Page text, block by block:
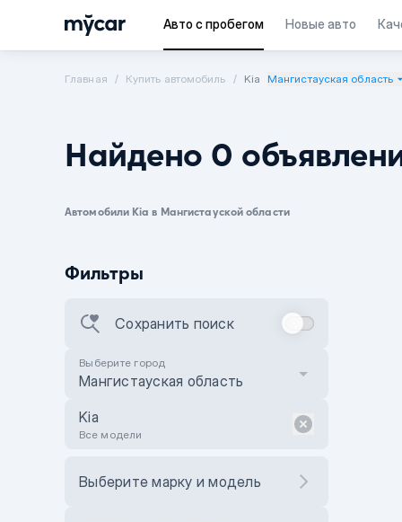
Авто с пробегом Новые авто
Главная Купить автомобиль Kia Мангистауская область
Найдено 0
Автомобили Kia в Мангистауской области
Фильтры
Сохранить поиск
Выберите город
Мангистауская область
Kia
Все модели
Выберите марку и модель